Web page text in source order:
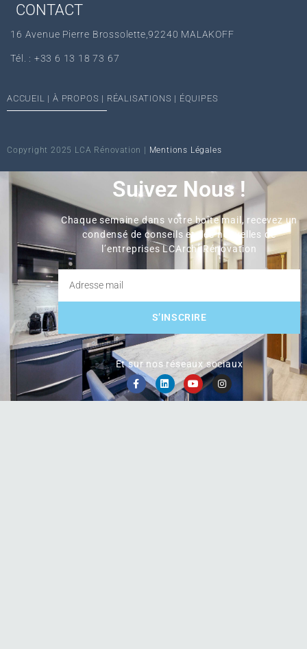
CONTACT
16 Avenue Pierre Brossolette,92240 MALAKOFF
Tél. : +33 6 13 18 73 67‬
ACCUEIL |À PROPOS | RÉALISATIONS | ÉQUIPES
Copyright 2025 LCA Rénovation | Mentions Légales
Suivez Nous !
Chaque semaine dans votre boîte mail, recevez un
condensé de conseils et des nouvelles de
l’entreprises LCArchi Rénovation
S’INSCRIRE
Et sur nos réseaux sociaux